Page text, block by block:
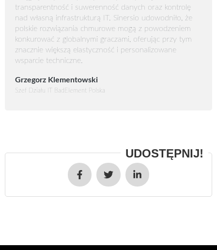
transparentność i suwerenność danych oraz kontrolę
nad własną infrastrukturą IT. Sinersio udowodniło, że
polskie rozwiązania chmurowe mogą z powodzeniem
konkurować z globalnymi graczami, oferując przy tym
znacznie większą elastyczność i personalizowane
wsparcie techniczne.
Grzegorz Klementowski
Szef Działu IT BadElement Polska